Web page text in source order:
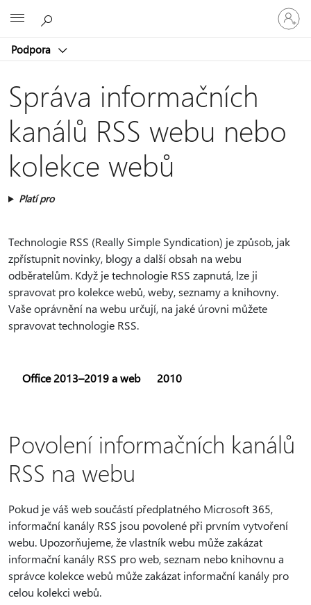
Podpora
Přihlaste
se
ke
účtu
Správa informačních
kanálů RSS webu nebo
kolekce webů
Platí pro
Technologie RSS (Really Simple Syndication) je způsob, jak
zpřístupnit novinky, blogy a další obsah na webu
odběratelům. Když je technologie RSS zapnutá, lze ji
spravovat pro kolekce webů, weby, seznamy a knihovny.
Vaše oprávnění na webu určují, na jaké úrovni můžete
spravovat technologie RSS.
Office 2013–2019 a web 2010
Povolení informačních kanálů
RSS na webu
Pokud je váš web součástí předplatného Microsoft 365,
informační kanály RSS jsou povolené při prvním vytvoření
webu. Upozorňujeme, že vlastník webu může zakázat
informační kanály RSS pro web, seznam nebo knihovnu a
správce kolekce webů může zakázat informační kanály pro
celou kolekci webů.